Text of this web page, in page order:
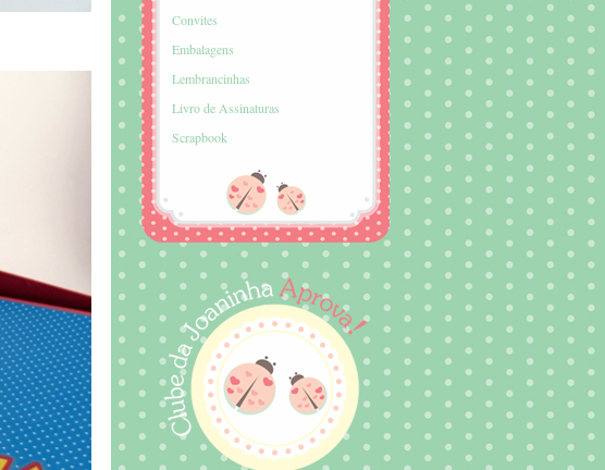
Convites
Embalagens
Lembrancinhas
Livro de Assinaturas
Scrapbook